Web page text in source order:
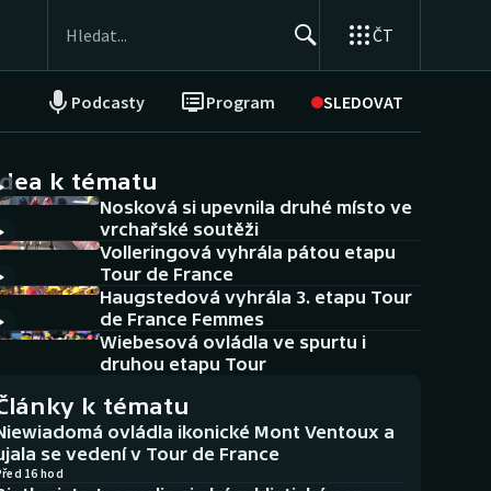
ČT
Podcasty Program SLEDOVAT
NEPŘEHLÉDNĚTE
Historické návraty
Aplikace ČT sport
AZ kvíz
k tématu
Nosková si upevnila druhé místo ve
vrchařské soutěži
Volleringová vyhrála pátou etapu
Tour de France
Haugstedová vyhrála 3. etapu Tour
de France Femmes
Wiebesová ovládla ve spurtu i
druhou etapu Tour
k tématu
ovládla ikonické Mont Ventoux a
se vedení v Tour de France
16 hod